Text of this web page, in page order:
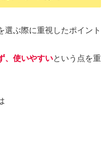
選ぶ際に重視したポイント
、使いやすいという点を重